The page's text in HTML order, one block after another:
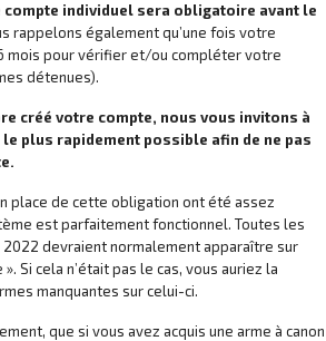
compte individuel sera obligatoire avant le
rappelons également qu’une fois votre
mois pour vérifier et/ou compléter votre
détenues).
créé votre compte, nous vous invitons à
plus rapidement possible afin de ne pas
place de cette obligation ont été assez
est parfaitement fonctionnel. Toutes les
2022 devraient normalement apparaître sur
Si cela n’était pas le cas, vous auriez la
manquantes sur celui-ci.
que si vous avez acquis une arme à canon